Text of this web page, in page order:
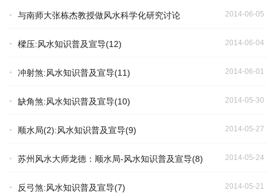
与南师大张栋杰教授做风水科学化研究讨论 2014-06-05
樑压:风水知识普及宣导(12) 2014-06-04
冲射煞:风水知识普及宣导(11) 2014-06-01
缺角煞:风水知识普及宣导(10) 2014-05-30
顺水局(2):风水知识普及宣导(9) 2014-05-27
苏州风水大师龙德：顺水局-风水知识普及宣导(8) 2014-05-24
反弓煞:风水知识普及宣导(7) 2014-05-21